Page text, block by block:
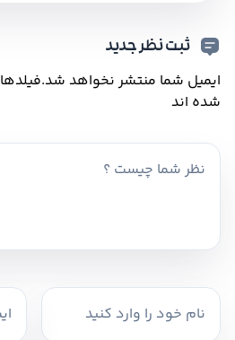
ثبت نظر جدید
ایمیل شما منتشر نخواهد شد.
شده اند